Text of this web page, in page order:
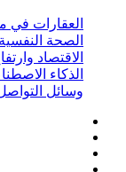
العقارات في مصر 2025 : نصائح للشراء
الصحة النفسية الرقمية 2025 : كيف تؤثر
الاقتصاد وارتفاع الأسعار 2025 : طرق
الذكاء الاصطناعي 2025 في حياتك اليومية : الدليل الشامل
وسائل